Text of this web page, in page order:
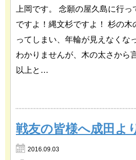
上岡です。 念願の屋久島に行
ですよ！縄文杉ですよ！ 杉の木
ってしまい、年輪が見えなくな
わかりませんが、木の太さから
以上と…
戦友の皆様へ成田よ
2016.09.03